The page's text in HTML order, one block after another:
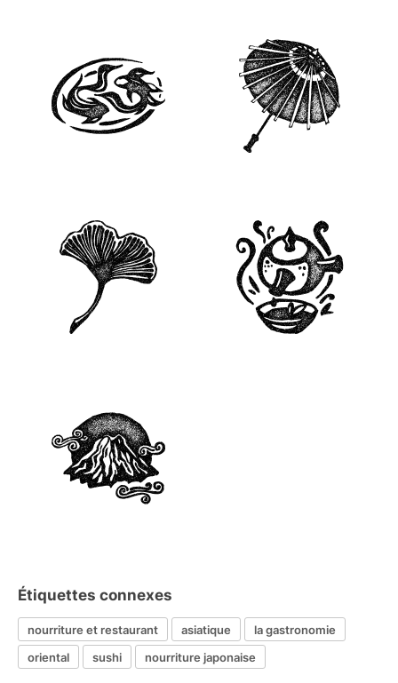
Étiquettes connexes
nourriture et restaurant asiatique
la gastronomie
oriental
sushi nourriture japonaise